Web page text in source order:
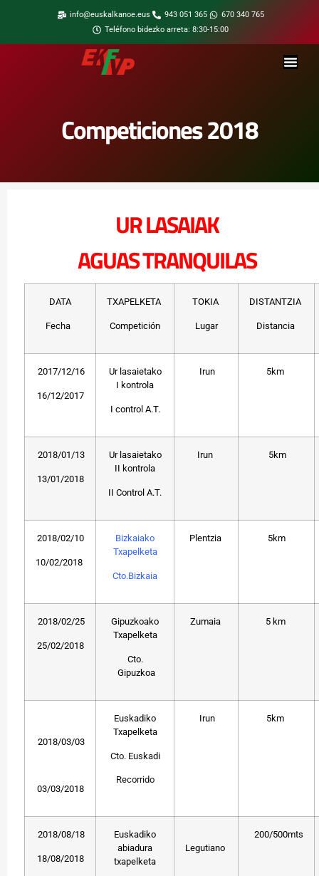
info@euskalkanoe.eus 943 051 365
670 340 765
Teléfono bidezko arreta: 8:30-15:00
Competiciones 2018
UR LASAIAK
AGUAS TRANQUILAS
DATA
Fecha
TXAPELKETA
Competición
TOKIA
Lugar
DISTANTZIA
Distancia
2017/12/16
16/12/2017
Ur lasaietako
I kontrola
I control A.T.
Irun 5km
2018/01/13
13/01/2018
Ur lasaietako
II kontrola
II Control A.T.
Irun 5km
2018/02/10
10/02/2018
Bizkaiako
Txapelketa
Cto.Bizkaia
Plentzia 5km
2018/02/25
25/02/2018
Gipuzkoako
Txapelketa
Cto.
Gipuzkoa
Zumaia 5 km
2018/03/03
03/03/2018
Euskadiko
Txapelketa
Cto. Euskadi
Recorrido
Irun 5km
2018/08/18
18/08/2018
Euskadiko
abiadura
txapelketa
Legutiano
200/500mts